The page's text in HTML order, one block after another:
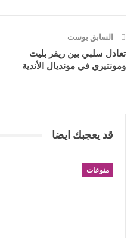
السابق بوست
تعادل سلبي بين ريفر بليت
ومونتيري في مونديال الأندية
قد يعجبك ايضا
منوعات